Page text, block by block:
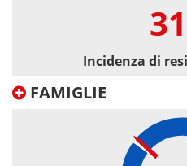
Incidenza di
FAMIGLIE